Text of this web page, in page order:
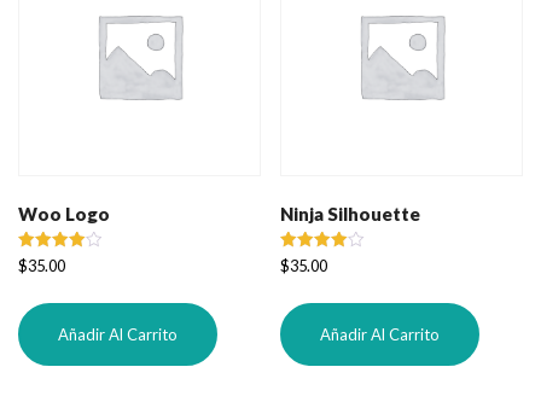
Woo Logo
Valorado
con
de 5
$35.00
Añadir Al Carrito
Ninja Silhouette
Valorado
con
de 5
$35.00
Añadir Al Carrito